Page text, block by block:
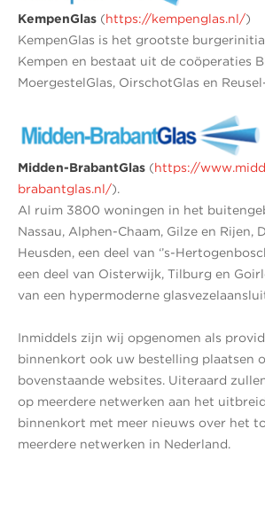
KempenGlas (https://kempenglas.nl/)
KempenGlas is het grootste
Kempen en bestaat uit de coöperaties
MoergestelGlas, OirschotGlas en
Midden-BrabantGlas (https://
brabantglas.nl/).
Al ruim 3800 woningen in het
Nassau, Alphen-Chaam, Gilze en Rijen,
Heusden, een deel van ‘’s-
een deel van Oisterwijk, Tilburg en
van een hypermoderne
Inmiddels zijn wij opgenomen als
binnenkort ook uw bestelling plaatsen
bovenstaande websites. Uiteraard
op meerdere netwerken aan het
binnenkort met meer nieuws over het
meerdere netwerken in Nederland.